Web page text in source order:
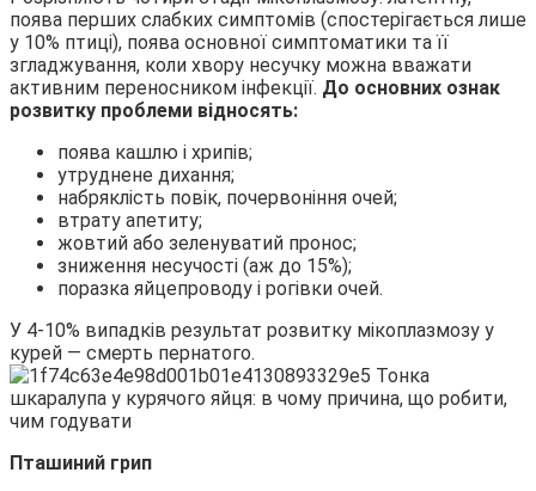
поява перших слабких симптомів (спостерігається лише
у 10% птиці), поява основної симптоматики та її
згладжування, коли хвору несучку можна вважати
активним переносником інфекції. До основних ознак
розвитку проблеми відносять:
поява кашлю і хрипів;
утруднене дихання;
набряклість повік, почервоніння очей;
втрату апетиту;
жовтий або зеленуватий пронос;
зниження несучості (аж до 15%);
поразка яйцепроводу і рогівки очей.
У 4-10% випадків результат розвитку мікоплазмозу у
курей — смерть пернатого.
Пташиний грип